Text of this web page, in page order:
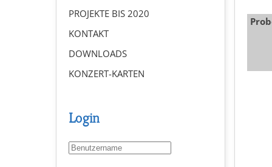
PROJEKTE BIS 2020
KONTAKT
DOWNLOADS
KONZERT-KARTEN
Login